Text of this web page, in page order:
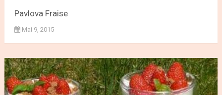
Pavlova Fraise
Mai 9, 2015